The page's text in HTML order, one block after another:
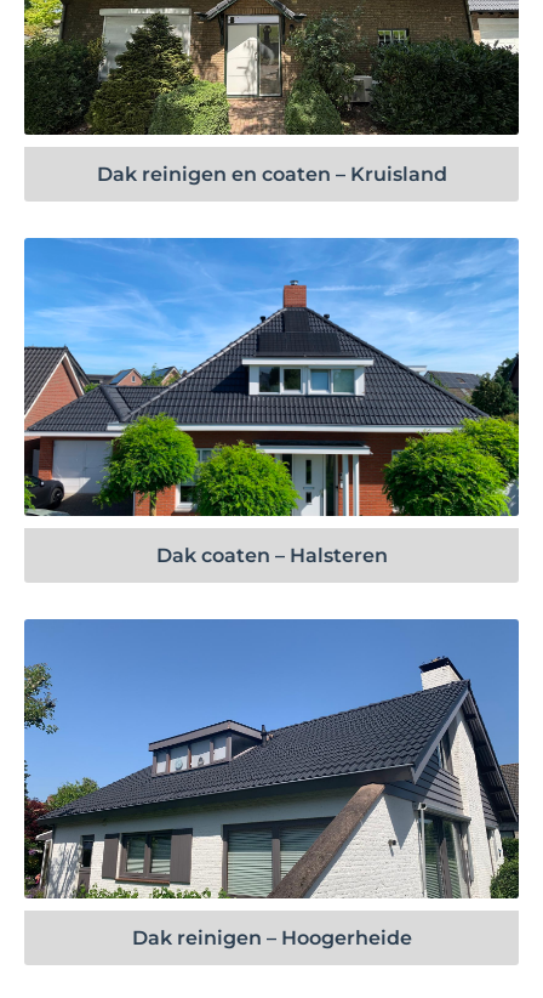
Bekijk project
Dak reinigen en coaten – Kruisland
Bekijk project
Dak coaten – Halsteren
Bekijk project
Dak reinigen – Hoogerheide